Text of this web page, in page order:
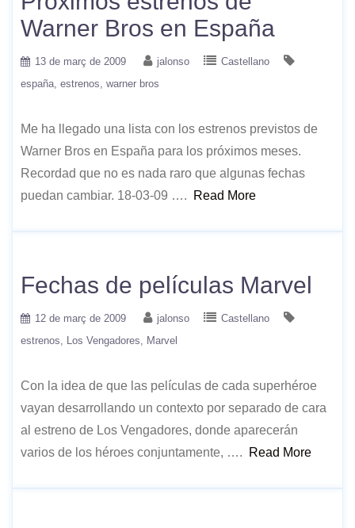
Warner Bros en España
13 de març de 2009 jalonso
Castellano
españa estrenos warner bros
Me ha llegado una lista con los estrenos previstos de
Warner Bros en España para los próximos meses.
Recordad que no es nada raro que algunas fechas
puedan cambiar. 18-03-09 ….
Read More
Fechas de películas Marvel
12 de març de 2009 jalonso
Castellano
estrenos
Los Vengadores Marvel
Con la idea de que las películas de cada superhéroe
vayan desarrollando un contexto por separado de cara
al estreno de Los Vengadores, donde aparecerán
varios de los héroes conjuntamente, ….
Read More